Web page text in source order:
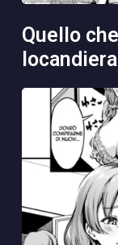
quello che volevo mangiare era la
locandiera